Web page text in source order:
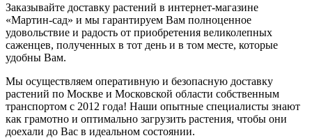
Заказывайте доставку растений в интернет-магазине
«Мартин-сад» и мы гарантируем Вам полноценное
удовольствие и радость от приобретения великолепных
саженцев, полученных в тот день и в том месте, которые
удобны Вам.
Мы осуществляем оперативную и безопасную доставку
растений по Москве и Московской области собственным
транспортом с 2012 года! Наши опытные специалисты знают
как грамотно и оптимально загрузить растения, чтобы они
доехали до Вас в идеальном состоянии.